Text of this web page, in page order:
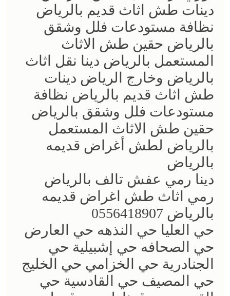
دينات طش اثاث قديم بالرياض
نظافة مستودعات فلل وشقق
بالرياض حقين طش الاثاث
المستعمل بالرياض دينا نقل اثاث
بالرياض وخارج الرياض دينات
طش اثاث قديم بالرياض نظافة
مستودعات فلل وشقق بالرياض
حقين طش الاثاث المستعمل
بالرياض لطش أغراض قديمه
بالرياض
‏دينا رمي عفش تالف بالرياض
رمي اثاث طش اغراض قديمه
بالرياض 0556418907
حي العليا حي النذهه حي العارض
حي الصحافه حي إشبيلية حي
الجنادرية حي الخزامي حي الخليج
حي المصيف حي القادسية حي